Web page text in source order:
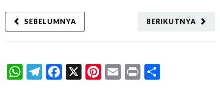
BERIKUTNYA
SEBELUMNYA
WhatsApp
Telegram
Facebook
X Pinterest
Email
Print